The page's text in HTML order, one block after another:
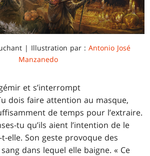
| Illustration par : Antonio José
Manzanedo
et s’interrompt
dois faire attention au masque,
de temps pour l’extraire.
tu qu’ils aient l’intention de le
elle. Son geste provoque des
dans lequel elle baigne. « Ce